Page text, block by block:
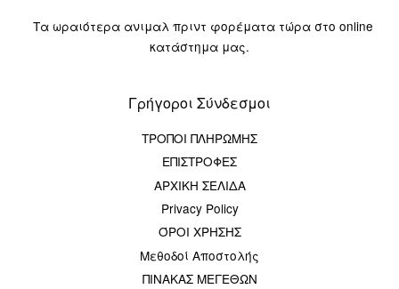
Τα ωραιότερα ανιμαλ πριντ φορέματα τώρα στο online
κατάστημα μας.
Γρήγοροι Σύνδεσμοι
ΤΡΟΠΟΙ ΠΛΗΡΩΜΗΣ
ΕΠΙΣΤΡΟΦΕΣ
ΑΡΧΙΚΗ ΣΕΛΙΔΑ
Privacy Policy
ΌΡΟΙ ΧΡΗΣΗΣ
Μεθοδοί Αποστολής
ΠΙΝΑΚΑΣ ΜΕΓΕΘΩΝ